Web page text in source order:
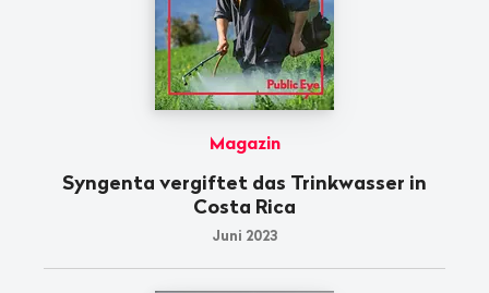
Magazin
Syngenta vergiftet das Trinkwasser in
Costa Rica
Juni 2023